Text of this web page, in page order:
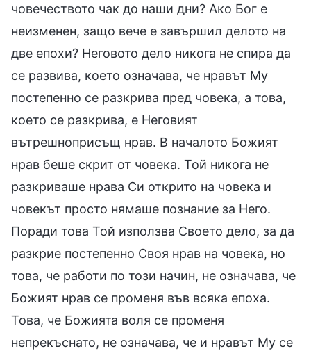
човечеството чак до наши дни? Ако Бог е
неизменен, защо вече е завършил делото на
две епохи? Неговото дело никога не спира да
се развива, което означава, че нравът Му
постепенно се разкрива пред човека, а това,
което се разкрива, е Неговият
вътрешноприсъщ нрав. В началото Божият
нрав беше скрит от човека. Той никога не
разкриваше нрава Си открито на човека и
човекът просто нямаше познание за Него.
Поради това Той използва Своето дело, за да
разкрие постепенно Своя нрав на човека, но
това, че работи по този начин, не означава, че
Божият нрав се променя във всяка епоха.
Това, че Божията воля се променя
непрекъснато, не означава, че и нравът Му се